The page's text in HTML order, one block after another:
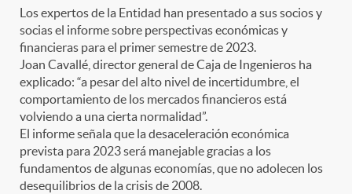
Los expertos de la Entidad han presentado a sus socios y
socias el informe sobre perspectivas económicas y
financieras para el primer semestre de 2023.
Joan Cavallé, director general de Caja de Ingenieros ha
explicado: “a pesar del alto nivel de incertidumbre, el
comportamiento de los mercados financieros está
volviendo a una cierta normalidad”.
El informe señala que la desaceleración económica
prevista para 2023 será manejable gracias a los
fundamentos de algunas economías, que no adolecen los
desequilibrios de la crisis de 2008.